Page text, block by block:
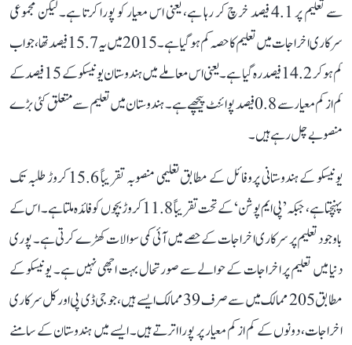
سے تعلیم پر 4.1 فیصد خرچ کر رہا ہے، یعنی اس معیار کو پورا کرتا ہے۔ لیکن مجموعی
سرکاری اخراجات میں تعلیم کا حصہ کم ہو گیا ہے۔ 2015 میں یہ 15.7 فیصد تھا، جو اب
کم ہو کر 14.2 فیصد رہ گیا ہے۔ یعنی اس معاملے میں ہندوستان یونیسکو کے 15 فیصد کے
کم از کم معیار سے 0.8 فیصد پوائنٹ پیچھے ہے۔ ہندوستان میں تعلیم سے متعلق کئی بڑے
منصوبے چل رہے ہیں۔
یونیسکو کے ہندوستانی پروفائل کے مطابق تعلیمی منصوبہ تقریباً 15.6 کروڑ طلبہ تک
پہنچتا ہے، جبکہ ’پی ایم پوشن‘ کے تحت تقریباً 11.8 کروڑ بچوں کو فائدہ ملتا ہے۔ اس کے
باوجود تعلیم پر سرکاری اخراجات کے حصے میں آئی کمی سوالات کھڑے کرتی ہے۔ پوری
دنیا میں تعلیم پر اخراجات کے حوالے سے صورتحال بہت اچھی نہیں ہے۔ یونیسکو کے
مطابق 205 ممالک میں سے صرف 39 ممالک ایسے ہیں، جو جی ڈی پی اور کل سرکاری
اخراجات، دونوں کے کم از کم معیار پر پورا اترتے ہیں۔ ایسے میں ہندوستان کے سامنے